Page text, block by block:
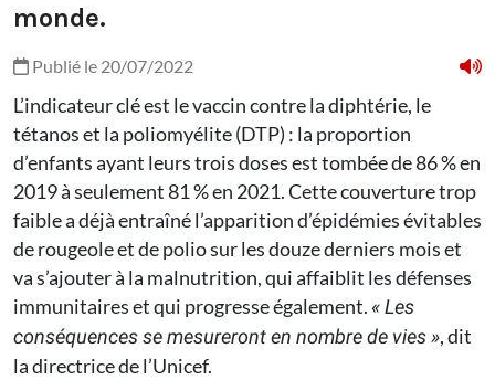
monde.
Publié le 20/07/2022
L’indicateur clé est le vaccin contre la diphtérie, le
tétanos et la poliomyélite (DTP) : la proportion
d’enfants ayant leurs trois doses est tombée de 86 % en
2019 à seulement 81 % en 2021. Cette couverture trop
faible a déjà entraîné l’apparition d’épidémies évitables
de rougeole et de polio sur les douze derniers mois et
va s’ajouter à la malnutrition, qui affaiblit les défenses
immunitaires et qui progresse également. « Les
conséquences se mesureront en nombre de vies », dit
la directrice de l’Unicef.